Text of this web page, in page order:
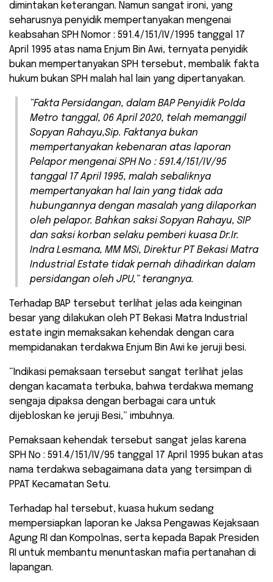
dimintakan keterangan. Namun sangat ironi, yang
seharusnya penyidik mempertanyakan mengenai
keabsahan SPH Nomor : 591.4/151/IV/1995 tanggal 17
April 1995 atas nama Enjum Bin Awi, ternyata penyidik
bukan mempertanyakan SPH tersebut, membalik fakta
hukum bukan SPH malah hal lain yang dipertanyakan.
“Fakta Persidangan, dalam BAP Penyidik Polda
Metro tanggal, 06 April 2020, telah memanggil
Sopyan Rahayu,Sip. Faktanya bukan
mempertanyakan kebenaran atas laporan
Pelapor mengenai SPH No : 591.4/151/IV/95
tanggal 17 April 1995, malah sebaliknya
mempertanyakan hal lain yang tidak ada
hubungannya dengan masalah yang dilaporkan
oleh pelapor. Bahkan saksi Sopyan Rahayu, SIP
dan saksi korban selaku pemberi kuasa Dr.Ir.
Indra Lesmana, MM MSi, Direktur PT Bekasi Matra
Industrial Estate tidak pernah dihadirkan dalam
persidangan oleh JPU,” terangnya.
Terhadap BAP tersebut terlihat jelas ada keinginan
besar yang dilakukan oleh PT Bekasi Matra Industrial
estate ingin memaksakan kehendak dengan cara
mempidanakan terdakwa Enjum Bin Awi ke jeruji besi.
“Indikasi pemaksaan tersebut sangat terlihat jelas
dengan kacamata terbuka, bahwa terdakwa memang
sengaja dipaksa dengan berbagai cara untuk
dijebloskan ke jeruji Besi,” imbuhnya.
Pemaksaan kehendak tersebut sangat jelas karena
SPH No : 591.4/151/IV/95 tanggal 17 April 1995 bukan atas
nama terdakwa sebagaimana data yang tersimpan di
PPAT Kecamatan Setu.
Terhadap hal tersebut, kuasa hukum sedang
mempersiapkan laporan ke Jaksa Pengawas Kejaksaan
Agung RI dan Kompolnas, serta kepada Bapak Presiden
RI untuk membantu menuntaskan mafia pertanahan di
lapangan.